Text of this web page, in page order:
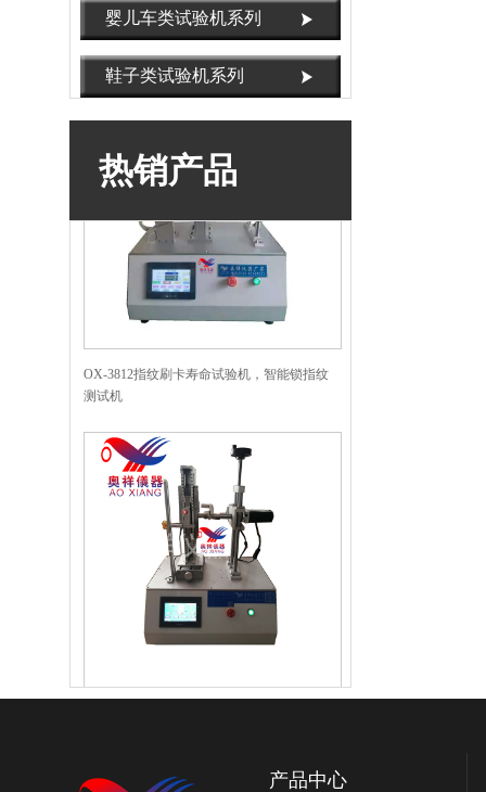
婴儿车类试验机系列
鞋子类试验机系列
热销产品
命试验机
测试机
产品中心